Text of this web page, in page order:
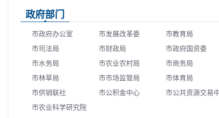
政府部门
市政府办公室 市发展改革委
市教育局
市司法局
市财政局
市政府国资委
市水务局
市农业农村局
市商务局
市林草局
市市场监管局
市体育局
市供销联社
市公积金中心
市公共资源交易
市农业科学研究院